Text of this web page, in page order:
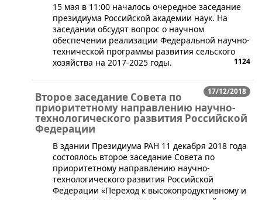
​15 мая в 11:00 началось очередное заседание
президиума Российской академии наук. На
заседании обсудят вопрос о научном
обеспечении реализации Федеральной научно-
технической программы развития сельского
хозяйства на 2017-2025 годы.
1124
17/12/2018
Второе заседание Совета по
приоритетному направлению научно-
технологического развития Российской
Федерации
​В здании Президиума РАН 11 декабря 2018 года
состоялось второе заседание Совета по
приоритетному направлению научно-
технологического развития Российской
Федерации «Переход к высокопродуктивному и